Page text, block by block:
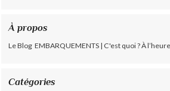
À propos
Le Blog EMBARQUEMENTS | C'est quoi ? À l’heure
Catégories